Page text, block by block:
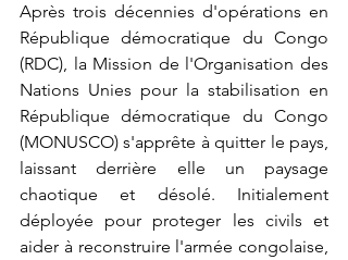
Après trois décennies d'opérations en
République démocratique du Congo
(RDC), la Mission de l'Organisation des
Nations Unies pour la stabilisation en
République démocratique du Congo
(MONUSCO) s'apprête à quitter le pays,
laissant derrière elle un paysage
chaotique et désolé. Initialement
déployée pour proteger les civils et
aider à reconstruire l'armée congolaise,